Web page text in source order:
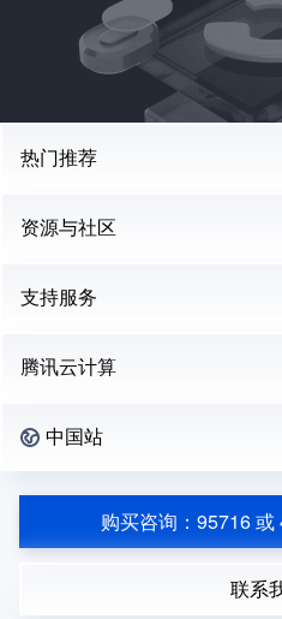
热门推荐
资源与社区
支持服务
腾讯云计算
中国站
购买咨询：95716 或
联系